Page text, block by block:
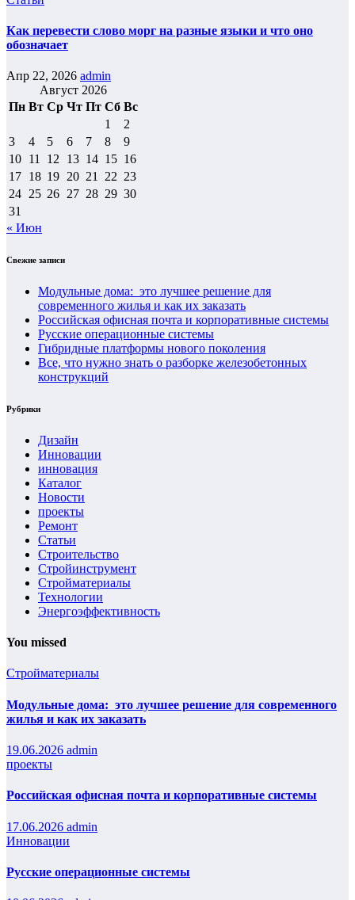
Как перевести слово морг на разные языки и что оно
обозначает
Апр 22, 2026 admin
Август 2026
Пн Вт Ср Чт Пт Сб Вс
1
2
3
4 5 6 7 8
9
10 11 12 13 14 15 16
17 18 19 20 21 22 23
24 25 26 27 28 29 30
31
« Июн
Свежие записи
Модульные дома: это лучшее решение для
современного жилья и как их заказать
Российская офисная почта и корпоративные системы
Русские операционные системы
Гибридные платформы нового поколения
Все, что нужно знать о разборке железобетонных
конструкций
Рубрики
Дизайн
Инновации
инновация
Каталог
Новости
проекты
Ремонт
Статьи
Строительство
Стройинструмент
Стройматериалы
Технологии
Энергоэффективность
You missed
Стройматериалы
Модульные дома: это лучшее решение для современного
жилья и как их заказать
19.06.2026 admin
проекты
Российская офисная почта и корпоративные системы
17.06.2026 admin
Инновации
Русские операционные системы